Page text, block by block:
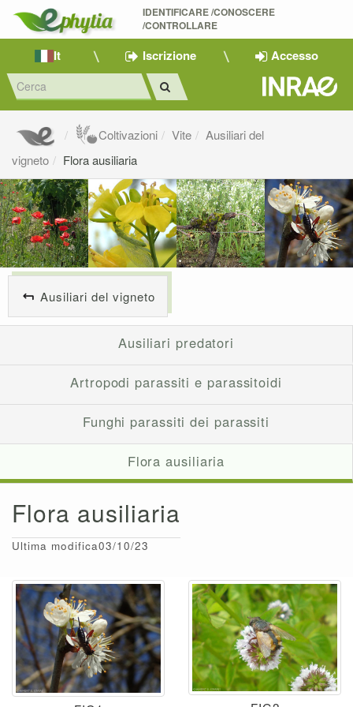
IDENTIFICARE /CONOSCERE
/CONTROLLARE
It Iscrizione Accesso
Coltivazioni Vite
Ausiliari del
vigneto
Flora ausiliaria
Ausiliari del vigneto
Ausiliari predatori
Artropodi parassiti e parassitoidi
Funghi parassiti dei parassiti
Flora ausiliaria
Flora ausiliaria
Ultima modifica03/10/23